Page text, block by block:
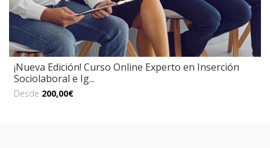
¡Nueva Edición! Curso Online Experto en Inserción
Sociolaboral e Ig...
Desde 200,00€